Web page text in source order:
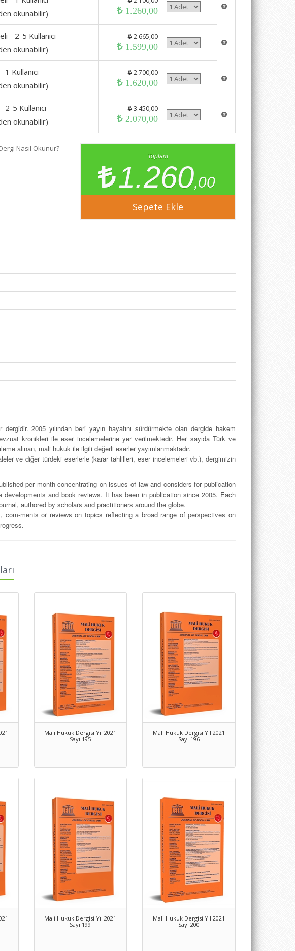
okunabilir)
1.260,00
- 2-5 Kullanıcı
okunabilir)
2.665,00
1.599,00
Kullanıcı
okunabilir)
2.700,00
1.620,00
5 Kullanıcı
okunabilir)
3.450,00
2.070,00
Nasıl Okunur?
Toplam
1.260,00
2005 yılından beri yayın hayatını sürdürmekte olan dergide hakem
kronikleri ile eser incelemelerine yer verilmektedir. Her sayıda Türk ve
alınan, mali hukuk ile ilgili değerli eserler yayımlanmaktadır.
ve diğer türdeki eserlerle (karar tahlilleri, eser incelemeleri vb.), dergimizin
per month concentrating on issues of law and considers for publication
and book reviews. It has been in publication since 2005. Each
authored by scholars and practitioners around the globe.
ments or reviews on topics reflecting a broad range of perspectives on
Mali Hukuk Dergisi Yıl 2021
Sayı 195
Mali Hukuk Dergisi Yıl 2021
Sayı 196
Mali Hukuk Dergisi Yıl 2021
Sayı 199
Mali Hukuk Dergisi Yıl 2021
Sayı 200